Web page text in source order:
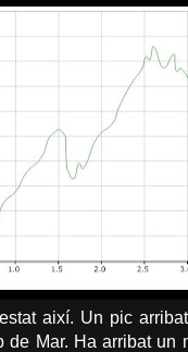
així. Un pic
de Mar. Ha arribat